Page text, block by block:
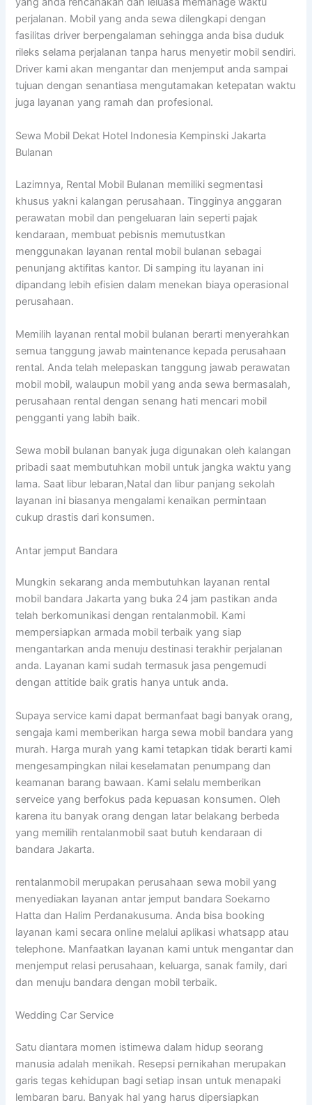
perjalanan. Mobil yang anda sewa dilengkapi dengan
fasilitas driver berpengalaman sehingga anda bisa duduk
rileks selama perjalanan tanpa harus menyetir mobil sendiri.
Driver kami akan mengantar dan menjemput anda sampai
tujuan dengan senantiasa mengutamakan ketepatan waktu
juga layanan yang ramah dan profesional.
Sewa Mobil Dekat Hotel Indonesia Kempinski Jakarta
Bulanan
Lazimnya, Rental Mobil Bulanan memiliki segmentasi
khusus yakni kalangan perusahaan. Tingginya anggaran
perawatan mobil dan pengeluaran lain seperti pajak
kendaraan, membuat pebisnis memutustkan
menggunakan layanan rental mobil bulanan sebagai
penunjang aktifitas kantor. Di samping itu layanan ini
dipandang lebih efisien dalam menekan biaya operasional
perusahaan.
Memilih layanan rental mobil bulanan berarti menyerahkan
semua tanggung jawab maintenance kepada perusahaan
rental. Anda telah melepaskan tanggung jawab perawatan
mobil mobil, walaupun mobil yang anda sewa bermasalah,
perusahaan rental dengan senang hati mencari mobil
pengganti yang labih baik.
Sewa mobil bulanan banyak juga digunakan oleh kalangan
pribadi saat membutuhkan mobil untuk jangka waktu yang
lama. Saat libur lebaran,Natal dan libur panjang sekolah
layanan ini biasanya mengalami kenaikan permintaan
cukup drastis dari konsumen.
Antar jemput Bandara
Mungkin sekarang anda membutuhkan layanan rental
mobil bandara Jakarta yang buka 24 jam pastikan anda
telah berkomunikasi dengan rentalanmobil. Kami
mempersiapkan armada mobil terbaik yang siap
mengantarkan anda menuju destinasi terakhir perjalanan
anda. Layanan kami sudah termasuk jasa pengemudi
dengan attitide baik gratis hanya untuk anda.
Supaya service kami dapat bermanfaat bagi banyak orang,
sengaja kami memberikan harga sewa mobil bandara yang
murah. Harga murah yang kami tetapkan tidak berarti kami
mengesampingkan nilai keselamatan penumpang dan
keamanan barang bawaan. Kami selalu memberikan
serveice yang berfokus pada kepuasan konsumen. Oleh
karena itu banyak orang dengan latar belakang berbeda
yang memilih rentalanmobil saat butuh kendaraan di
bandara Jakarta.
rentalanmobil merupakan perusahaan sewa mobil yang
menyediakan layanan antar jemput bandara Soekarno
Hatta dan Halim Perdanakusuma. Anda bisa booking
layanan kami secara online melalui aplikasi whatsapp atau
telephone. Manfaatkan layanan kami untuk mengantar dan
menjemput relasi perusahaan, keluarga, sanak family, dari
dan menuju bandara dengan mobil terbaik.
Wedding Car Service
Satu diantara momen istimewa dalam hidup seorang
manusia adalah menikah. Resepsi pernikahan merupakan
garis tegas kehidupan bagi setiap insan untuk menapaki
lembaran baru. Banyak hal yang harus dipersiapkan